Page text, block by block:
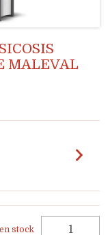
MALEVAL
en stock